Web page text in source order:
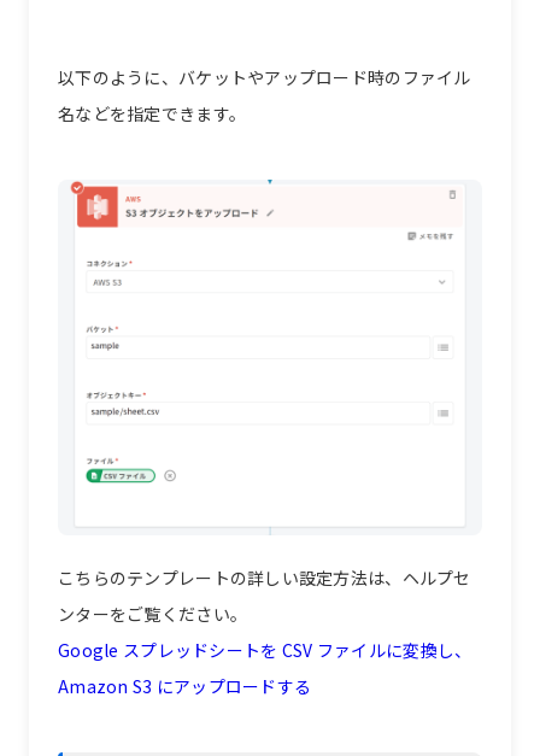
以下のように、バケットやアップロード時のファイル
名などを指定できます。
こちらのテンプレートの詳しい設定方法は、ヘルプセ
ンターをご覧ください。
Google スプレッドシートを CSV ファイルに変換し、
Amazon S3 にアップロードする